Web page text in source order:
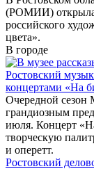
(РОМИИ)
российского
цвета».
В городе
Ростовский
концертами «На
Очередной сезон
грандиозным
июля. Концерт
творческую
и оперетт.
Ростовский